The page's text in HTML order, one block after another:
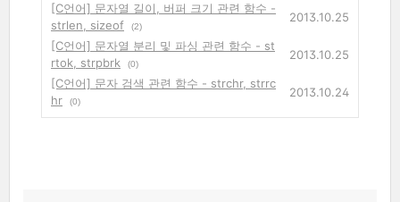
[C언어] 문자열 길이, 버퍼 크기 관련 함수 -
strlen, sizeof
(2)
2013.10.25
[C언어] 문자열 분리 및 파싱 관련 함수 - st
rtok, strpbrk
(0)
2013.10.25
[C언어] 문자 검색 관련 함수 - strchr, strrc
hr
(0)
2013.10.24